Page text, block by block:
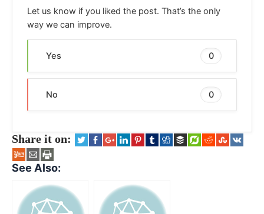
Let us know if you liked the post. That’s the only
way we can improve.
Yes 0
No 0
Share it on:
See Also: